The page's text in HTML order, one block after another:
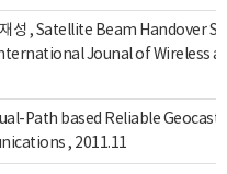
재성 , Satellite Beam
Jounal of Wireless
Path based Reliable
, 2011.11